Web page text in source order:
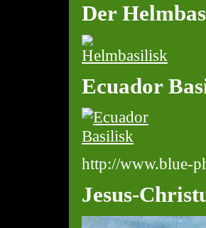
Der
Ecuador
http://www.blue-
Jesus-